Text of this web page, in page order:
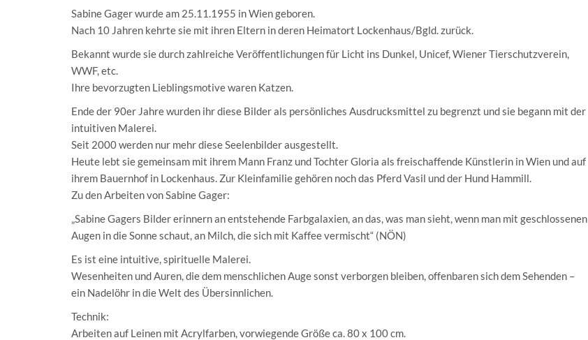
Sabine Gager wurde am 25.11.1955 in Wien geboren.
Nach 10 Jahren kehrte sie mit ihren Eltern in deren Heimatort Lockenhaus/Bgld. zurück.
Bekannt wurde sie durch zahlreiche Veröffentlichungen für Licht ins Dunkel, Unicef, Wiener Tierschutzverein,
WWF, etc.
Ihre bevorzugten Lieblingsmotive waren Katzen.
Ende der 90er Jahre wurden ihr diese Bilder als persönliches Ausdrucksmittel zu begrenzt und sie begann mit der
intuitiven Malerei.
Seit 2000 werden nur mehr diese Seelenbilder ausgestellt.
Heute lebt sie gemeinsam mit ihrem Mann Franz und Tochter Gloria als freischaffende Künstlerin in Wien und auf
ihrem Bauernhof in Lockenhaus. Zur Kleinfamilie gehören noch das Pferd Vasil und der Hund Hammill.
Zu den Arbeiten von Sabine Gager:
„Sabine Gagers Bilder erinnern an entstehende Farbgalaxien, an das, was man sieht, wenn man mit geschlossenen
Augen in die Sonne schaut, an Milch, die sich mit Kaffee vermischt“ (NÖN)
Es ist eine intuitive, spirituelle Malerei.
Wesenheiten und Auren, die dem menschlichen Auge sonst verborgen bleiben, offenbaren sich dem Sehenden –
ein Nadelöhr in die Welt des Übersinnlichen.
Technik:
Arbeiten auf Leinen mit Acrylfarben, vorwiegende Größe ca. 80 x 100 cm.